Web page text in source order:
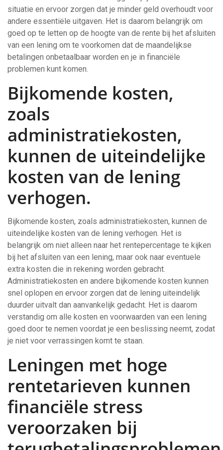
situatie en ervoor zorgen dat je minder geld overhoudt voor
andere essentiële uitgaven. Het is daarom belangrijk om
goed op te letten op de hoogte van de rente bij het afsluiten
van een lening om te voorkomen dat de maandelijkse
betalingen onbetaalbaar worden en je in financiële
problemen kunt komen.
Bijkomende kosten,
zoals
administratiekosten,
kunnen de uiteindelijke
kosten van de lening
verhogen.
Bijkomende kosten, zoals administratiekosten, kunnen de
uiteindelijke kosten van de lening verhogen. Het is
belangrijk om niet alleen naar het rentepercentage te kijken
bij het afsluiten van een lening, maar ook naar eventuele
extra kosten die in rekening worden gebracht.
Administratiekosten en andere bijkomende kosten kunnen
snel oplopen en ervoor zorgen dat de lening uiteindelijk
duurder uitvalt dan aanvankelijk gedacht. Het is daarom
verstandig om alle kosten en voorwaarden van een lening
goed door te nemen voordat je een beslissing neemt, zodat
je niet voor verrassingen komt te staan.
Leningen met hoge
rentetarieven kunnen
financiële stress
veroorzaken bij